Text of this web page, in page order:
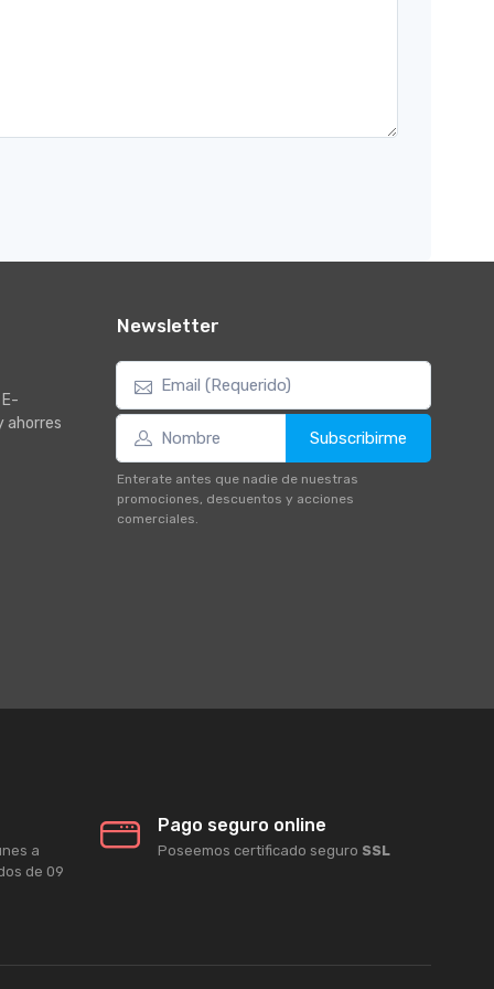
ahorres
Newsletter
Subscribirme
Enterate antes que nadie de nuestras
promociones, descuentos y acciones
comerciales.
a
de 09
Pago seguro online
Poseemos certificado seguro SSL